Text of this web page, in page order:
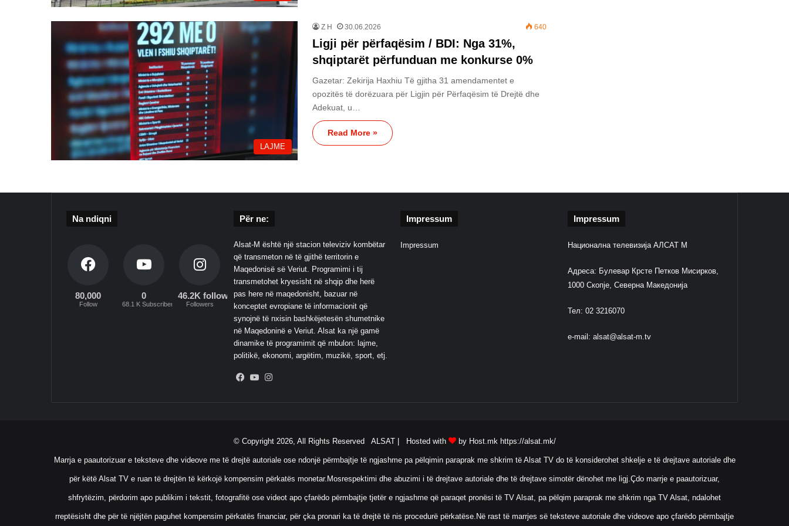
LAJME
Z H 30.06.2026 640
Ligji për përfaqësim / BDI: Nga 31%,
shqiptarët përfunduan me konkurse 0%
Gazetar: Zekirija Haxhiu Të gjitha 31 amendamentet e
opozitës të dorëzuara për Ligjin për Përfaqësim të Drejtë dhe
Adekuat, u…
Read More »
Na ndiqni
80,000
Follow
0
68.1 K Subscribers
46.2K followers
Followers
Për ne:
Alsat-M është një stacion televiziv kombëtar
që transmeton në të gjithë territorin e
Maqedonisë së Veriut. Programimi i tij
transmetohet kryesisht në shqip dhe herë
pas here në maqedonisht, bazuar në
konceptet evropiane të informacionit që
synojnë të nxisin bashkëjetesën shumetnike
në Maqedoninë e Veriut. Alsat ka një gamë
dinamike të programimit që mbulon: lajme,
politikë, ekonomi, argëtim, muzikë, sport, etj.
Facebook
YouTube
Impressum
Impressum
Impressum
Национална телевизија АЛСАТ М
Адреса: Булевар Крсте Петков Мисирков,
1000 Скопје, Северна Македонија
Тел: 02 3216070
e-mail: alsat@alsat-m.tv
© Copyright 2026, All Rights Reserved ALSAT | Hosted with by Host.mk https://alsat.mk/
Marrja e paautorizuar e teksteve dhe videove me të drejtë autoriale ose ndonjë përmbajtje të ngjashme pa pëlqimin paraprak me shkrim të Alsat TV do të konsiderohet shkelje e të drejtave autoriale dhe
për këtë Alsat TV e ruan të drejtën të kërkojë kompensim përkatës monetar.Mosrespektimi dhe abuzimi i të drejtave autoriale dhe të drejtave simotër dënohet me ligj.Çdo marrje e paautorizuar,
shfrytëzim, përdorim apo publikim i tekstit, fotografitë ose videot apo çfarëdo përmbajtje tjetër e ngjashme që paraqet pronësi të TV Alsat, pa pëlqim paraprak me shkrim nga TV Alsat, ndalohet
rreptësisht dhe për të njëjtën paguhet kompensim përkatës financiar, për çka pronari ka të drejtë të nis procedurë përkatëse.Në rast të marrjes së teksteve autoriale dhe videove apo çfarëdo përmbajtje